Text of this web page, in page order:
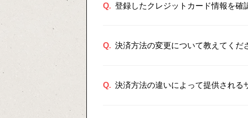
Q. 登録したクレジットカード情報を確
Q. 決済方法の変更について教えてくだ
Q. 決済方法の違いによって提供される